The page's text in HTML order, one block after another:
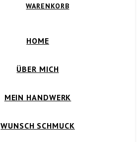
WARENKORB
HOME
ÜBER MICH
MEIN HANDWERK
WUNSCH SCHMUCK